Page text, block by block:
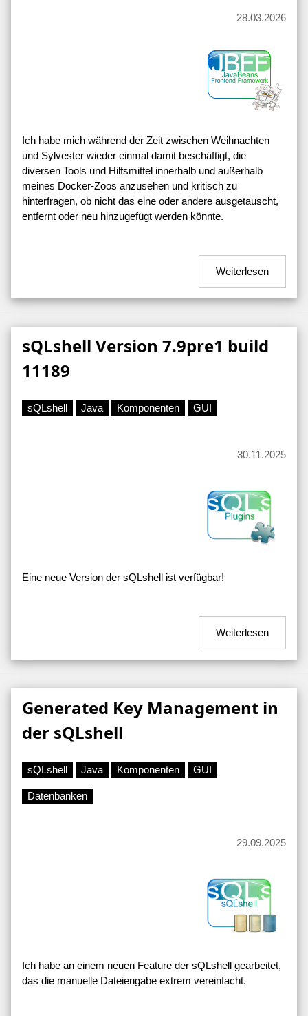
28.03.2026
Ich habe mich während der Zeit zwischen Weihnachten
und Sylvester wieder einmal damit beschäftigt, die
diversen Tools und Hilfsmittel innerhalb und außerhalb
meines Docker-Zoos anzusehen und kritisch zu
hinterfragen, ob nicht das eine oder andere ausgetauscht,
entfernt oder neu hinzugefügt werden könnte.
Weiterlesen
sQLshell Version 7.9pre1 build
11189
sQLshell Java Komponenten GUI
30.11.2025
Eine neue Version der sQLshell ist verfügbar!
Weiterlesen
Generated Key Management in
der sQLshell
sQLshell Java Komponenten GUI
Datenbanken
29.09.2025
Ich habe an einem neuen Feature der sQLshell gearbeitet,
das die manuelle Dateiengabe extrem vereinfacht.